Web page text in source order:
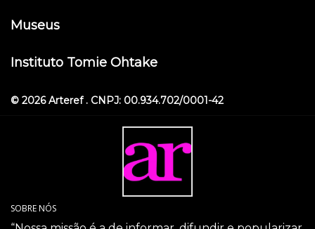
Museus
Instituto Tomie Ohtake
© 2026 Arteref . CNPJ: 00.934.702/0001-42
SOBRE NÓS